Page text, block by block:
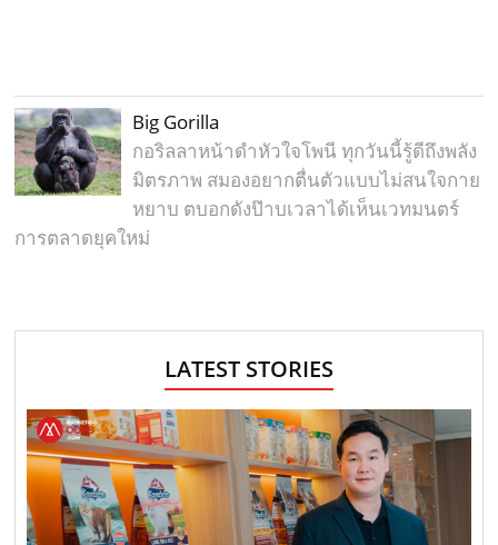
Big Gorilla
กอริลลาหน้าดำหัวใจโพนี ทุกวันนี้รู้ดีถึงพลัง
มิตรภาพ สมองอยากตื่นตัวแบบไม่สนใจกาย
หยาบ ตบอกดังป๊าบเวลาได้เห็นเวทมนตร์
การตลาดยุคใหม่
LATEST STORIES